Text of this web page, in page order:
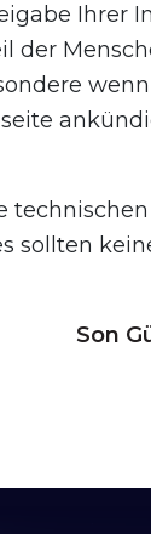
Ihrer
der
sollten
Son